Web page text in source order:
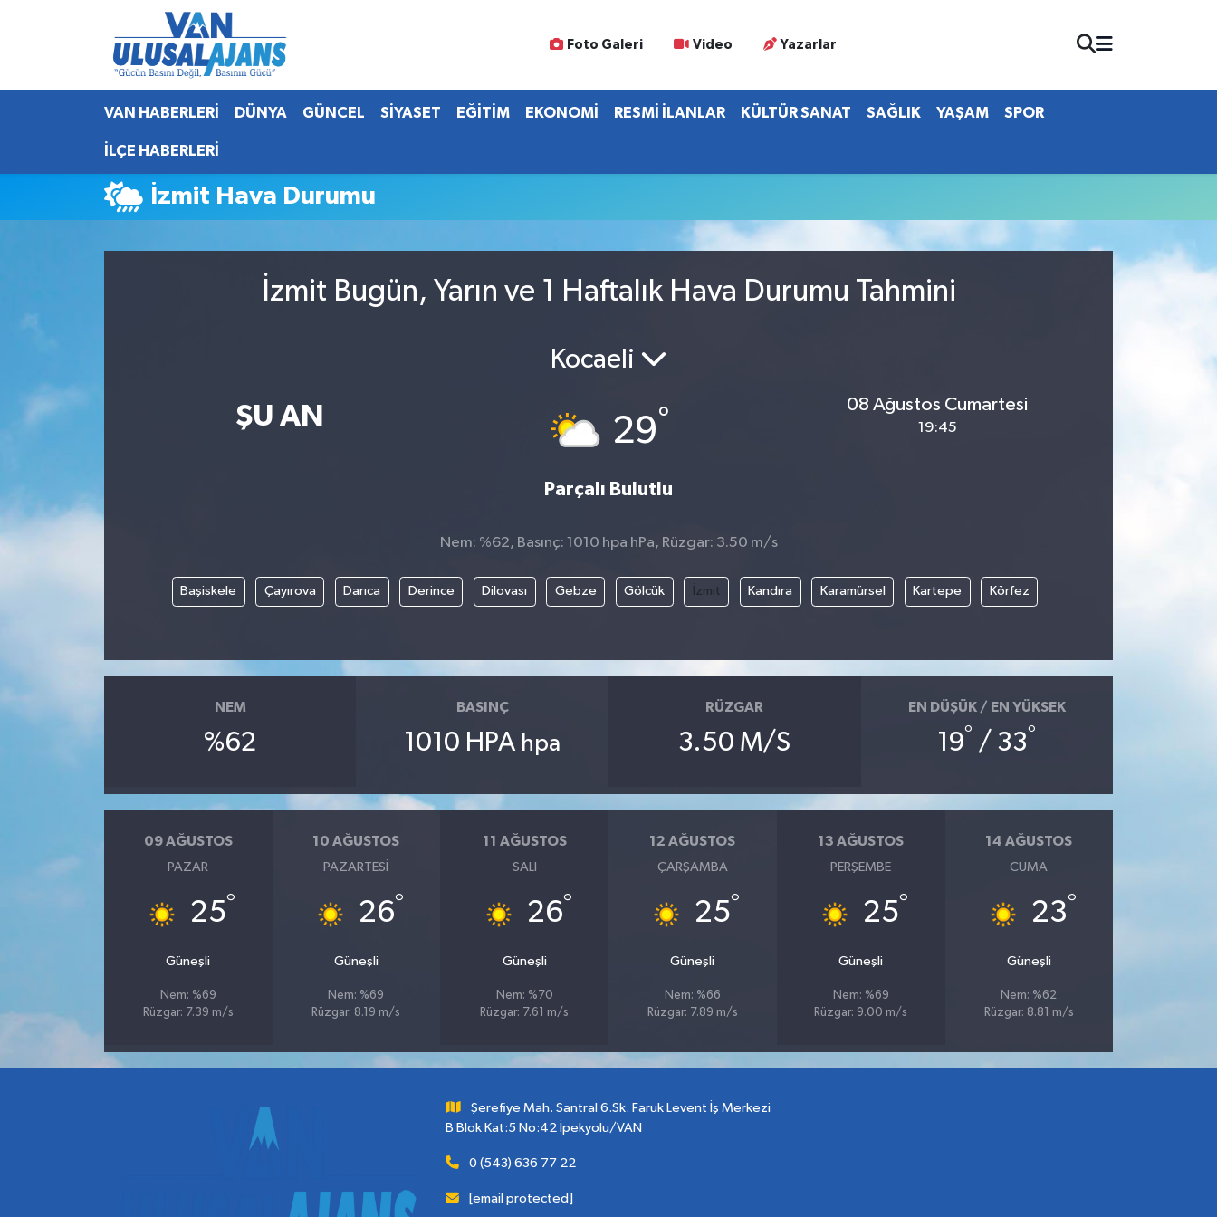
Foto Galeri Video Yazarlar
VAN HABERLERİ DÜNYA GÜNCEL SİYASET EĞİTİM EKONOMİ RESMİ İLANLAR KÜLTÜR SANAT SAĞLIK YAŞAM SPOR
İLÇE HABERLERİ
İzmit Hava Durumu
İzmit Bugün, Yarın ve 1 Haftalık Hava Durumu Tahmini
ŞU AN
Kocaeli
29°
Parçalı Bulutlu
08 Ağustos Cumartesi
19:45
Nem: %62, Basınç: 1010 hpa hPa, Rüzgar: 3.50 m/s
Başiskele Çayırova Darıca Derince Dilovası Gebze Gölcük İzmit Kandıra Karamürsel Kartepe Körfez
NEM
%62
BASINÇ
1010 HPA hpa
RÜZGAR
3.50 M/S
EN DÜŞÜK / EN YÜKSEK
19° / 33°
09 AĞUSTOS
PAZAR
25°
Güneşli
Nem: %69
Rüzgar: 7.39 m/s
10 AĞUSTOS
PAZARTESI
26°
Güneşli
Nem: %69
Rüzgar: 8.19 m/s
11 AĞUSTOS
SALI
26°
Güneşli
Nem: %70
Rüzgar: 7.61 m/s
12 AĞUSTOS
ÇARŞAMBA
25°
Güneşli
Nem: %66
Rüzgar: 7.89 m/s
13 AĞUSTOS
PERŞEMBE
25°
Güneşli
Nem: %69
Rüzgar: 9.00 m/s
14 AĞUSTOS
CUMA
23°
Güneşli
Nem: %62
Rüzgar: 8.81 m/s
Şerefiye Mah. Santral 6.Sk. Faruk Levent İş Merkezi
B Blok Kat:5 No:42 İpekyolu/VAN
0 (543) 636 77 22
[email protected]
Van Nöbetçi Eczaneler
Van Hava Durumu
Van Namaz Vakitleri
Van Trafik Yoğunluk Haritası
Süper Lig Puan Durumu ve Fikstür
Haber Arşivi